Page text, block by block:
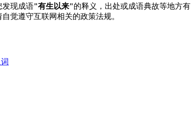
发现成语"有生以来"的释义，出处或成语典故等地方有
觉遵守互联网相关的政策法规。